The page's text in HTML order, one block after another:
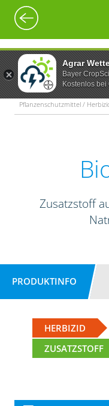
Agrar
Bayer
Kostenlos bei
Pflanzenschutzmittel /
Zusatzstoff
PRODUKTINFO
HERBIZID
ZUSATZSTOFF